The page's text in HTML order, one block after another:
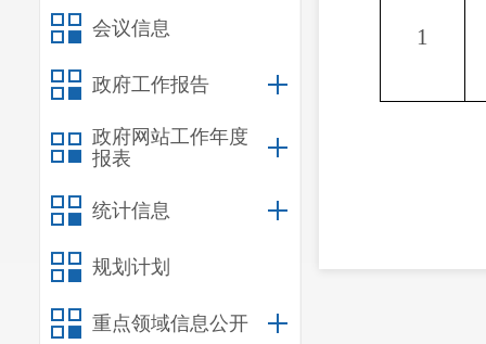
会议信息
政府工作报告
政府网站工作年度
报表
统计信息
规划计划
重点领域信息公开
1